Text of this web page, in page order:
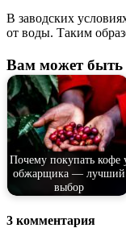
В заводских
от воды. Таким
Вам может быть
Почему покупать кофе
обжарщика — лучший
выбор
3 комментария